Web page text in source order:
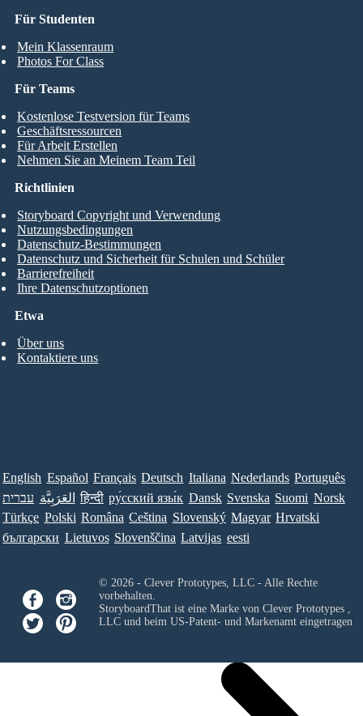
Für Studenten
Mein Klassenraum
Photos For Class
Für Teams
Kostenlose Testversion für Teams
Geschäftsressourcen
Für Arbeit Erstellen
Nehmen Sie an Meinem Team Teil
Etwa
Über uns
Kontaktiere uns
Richtlinien
Storyboard Copyright und Verwendung
Nutzungsbedingungen
Datenschutz-Bestimmungen
Datenschutz und Sicherheit für Schulen und Schüler
Barrierefreiheit
Ihre Datenschutzoptionen
English Español Français Deutsch Italiana Nederlands Português
עברית العَرَبِيَّة हिन्दी ру́сский язы́к Dansk Svenska Suomi Norsk
Türkçe Polski Româna Ceština Slovenský Magyar Hrvatski
български Lietuvos Slovenščina Latvijas eesti
© 2026 - Clever Prototypes, LLC - Alle Rechte
vorbehalten.
StoryboardThat ist eine Marke von Clever Prototypes ,
LLCund beim US-Patent- und Markenamt eingetragen